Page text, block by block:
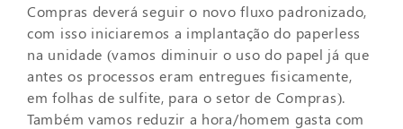
Compras deverá seguir o novo fluxo padronizado,
com isso iniciaremos a implantação do paperless
na unidade (vamos diminuir o uso do papel já que
antes os processos eram entregues fisicamente,
em folhas de sulfite, para o setor de Compras).
Também vamos reduzir a hora/homem gasta com